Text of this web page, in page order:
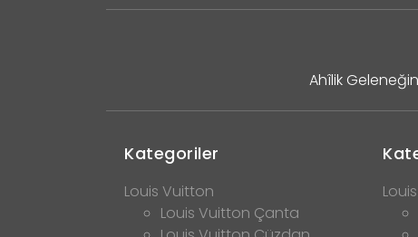
Ahîlik
Kategoriler
Louis Vuitton
Louis Vuitton Çanta